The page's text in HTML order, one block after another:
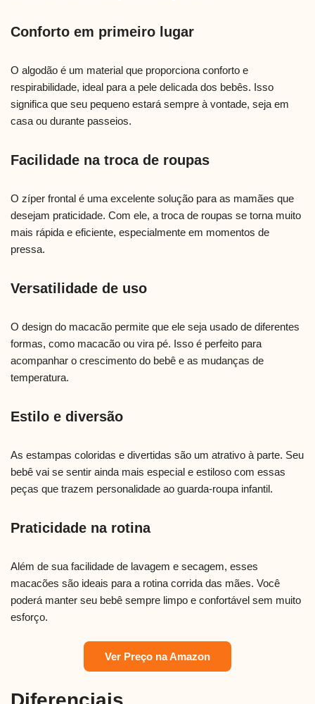
Conforto em primeiro lugar
O algodão é um material que proporciona conforto e
respirabilidade, ideal para a pele delicada dos bebês. Isso
significa que seu pequeno estará sempre à vontade, seja em
casa ou durante passeios.
Facilidade na troca de roupas
O zíper frontal é uma excelente solução para as mamães que
desejam praticidade. Com ele, a troca de roupas se torna muito
mais rápida e eficiente, especialmente em momentos de
pressa.
Versatilidade de uso
O design do macacão permite que ele seja usado de diferentes
formas, como macacão ou vira pé. Isso é perfeito para
acompanhar o crescimento do bebê e as mudanças de
temperatura.
Estilo e diversão
As estampas coloridas e divertidas são um atrativo à parte. Seu
bebê vai se sentir ainda mais especial e estiloso com essas
peças que trazem personalidade ao guarda-roupa infantil.
Praticidade na rotina
Além de sua facilidade de lavagem e secagem, esses
macacões são ideais para a rotina corrida das mães. Você
poderá manter seu bebê sempre limpo e confortável sem muito
esforço.
Ver Preço na Amazon